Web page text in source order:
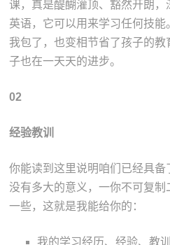
课，真是醍醐灌顶、豁然开朗
英语，它可以用来学习任何技
我包了，也变相节省了孩子的
子也在一天天的进步。
02
经验教训
你能读到这里说明咱们已经具
没有多大的意义，一你不可复
一些，这就是我能给你的：
我的学习经历、经验、教